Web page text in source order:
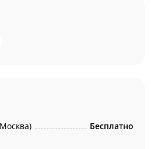
Бесплатно